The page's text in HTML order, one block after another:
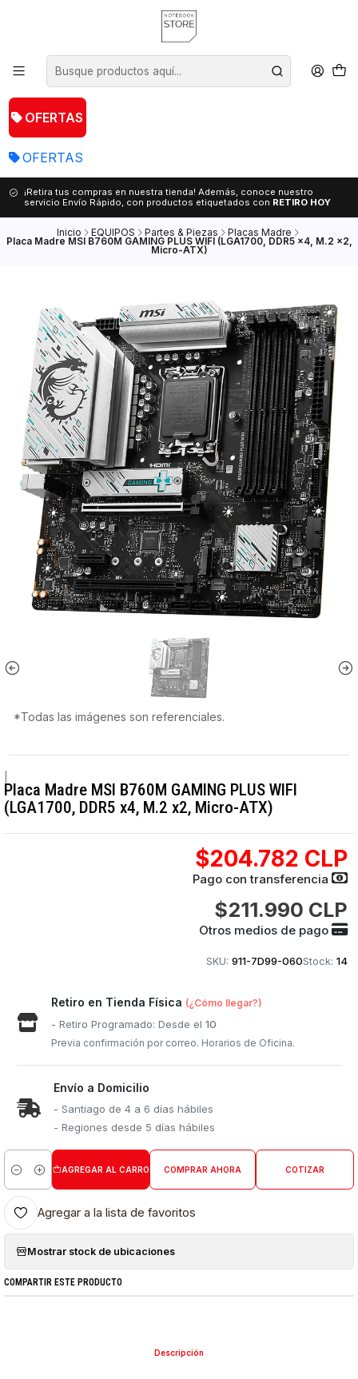
OFERTAS
OFERTAS
¡Retira tus compras en nuestra tienda! Además, conoce nuestro
servicio Envío Rápido, con productos etiquetados con RETIRO HOY
Inicio EQUIPOS Partes & Piezas Placas Madre
Placa Madre MSI B760M GAMING PLUS WIFI (LGA1700, DDR5 x4, M.2 x2,
Micro-ATX)
*Todas las imágenes son referenciales.
Placa Madre MSI B760M GAMING PLUS WIFI
(LGA1700, DDR5 x4, M.2 x2, Micro-ATX)
$204.782 CLP
Pago con transferencia
$211.990 CLP
Otros medios de pago
SKU: 911-7D99-060Stock: 14
Retiro en Tienda Física (¿Cómo llegar?)
- Retiro Programado: Desde el10
Previa confirmación por correo. Horarios de Oficina.
Envío a Domicilio
- Santiago de 4 a 6 días hábiles
- Regiones desde 5 días hábiles
Cantidad
AGREGAR AL CARRO COMPRAR AHORA COTIZAR
Agregar a la lista de favoritos
Mostrar stock de ubicaciones
COMPARTIR ESTE PRODUCTO
Descripción